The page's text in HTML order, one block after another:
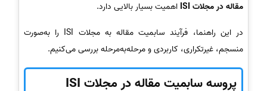
مقاله در مجلات ISI
اهمیت بسیار بالایی دارد.
در این راهنما، فرآیند سابمیت مقاله به مجلات ISI را به‌صورت
منسجم، غیرتکراری، کاربردی و مرحله‌به‌مرحله بررسی می‌کنیم.
پروسه سابمیت مقاله در مجلات ISI